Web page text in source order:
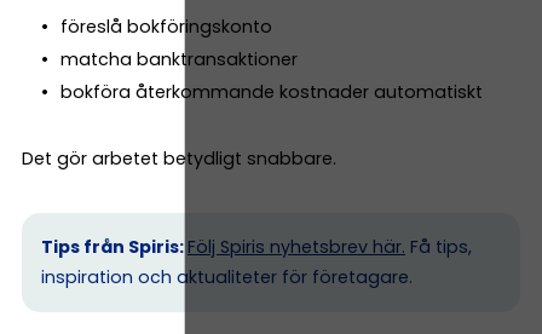
föreslå bokföringskonto
matcha banktransaktioner
bokföra återkommande kostnader automatiskt
Det gör arbetet betydligt snabbare.
Tips från Spiris: Följ Spiris nyhetsbrev här. Få tips,
inspiration och aktualiteter för företagare.